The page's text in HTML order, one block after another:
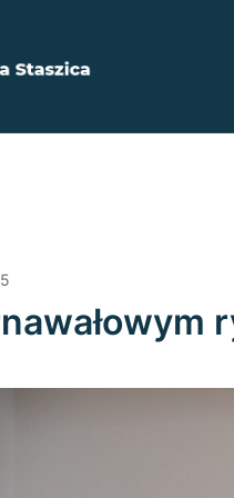
Staszica w